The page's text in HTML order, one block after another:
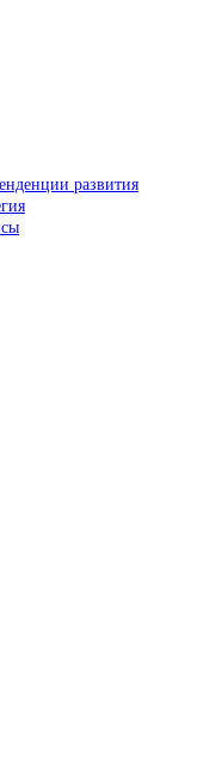
развития